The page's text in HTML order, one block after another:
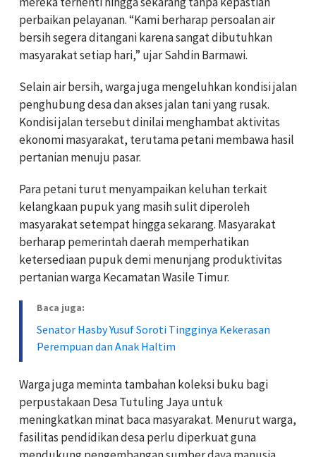
perbaikan pelayanan. “Kami berharap persoalan air
bersih segera ditangani karena sangat dibutuhkan
masyarakat setiap hari,” ujar Sahdin Barmawi.
Selain air bersih, warga juga mengeluhkan kondisi jalan
penghubung desa dan akses jalan tani yang rusak.
Kondisi jalan tersebut dinilai menghambat aktivitas
ekonomi masyarakat, terutama petani membawa hasil
pertanian menuju pasar.
Para petani turut menyampaikan keluhan terkait
kelangkaan pupuk yang masih sulit diperoleh
masyarakat setempat hingga sekarang. Masyarakat
berharap pemerintah daerah memperhatikan
ketersediaan pupuk demi menunjang produktivitas
pertanian warga Kecamatan Wasile Timur.
Baca juga:
Senator Hasby Yusuf Soroti Tingginya Kekerasan
Perempuan dan Anak Haltim
Warga juga meminta tambahan koleksi buku bagi
perpustakaan Desa Tutuling Jaya untuk
meningkatkan minat baca masyarakat. Menurut warga,
fasilitas pendidikan desa perlu diperkuat guna